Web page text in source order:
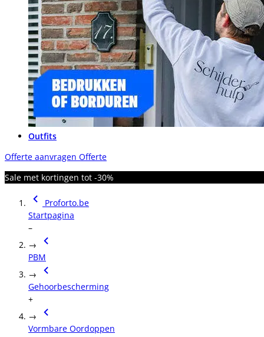
Outfits
Offerte aanvragen Offerte
Sale met kortingen tot -30%
Proforto.be
Startpagina
–
→
PBM
→
Gehoorbescherming
+
→
Vormbare Oordoppen